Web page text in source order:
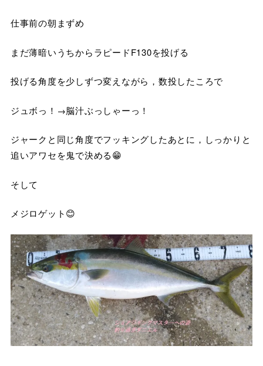
仕事前の朝まずめ
まだ薄暗いうちからラピードF130を投げる
投げる角度を少しずつ変えながら，数投したころで
ジュボっ！→脳汁ぶっしゃーっ！
ジャークと同じ角度でフッキングしたあとに，しっかりと
追いアワセを鬼で決める😁
そして
メジロゲット😊